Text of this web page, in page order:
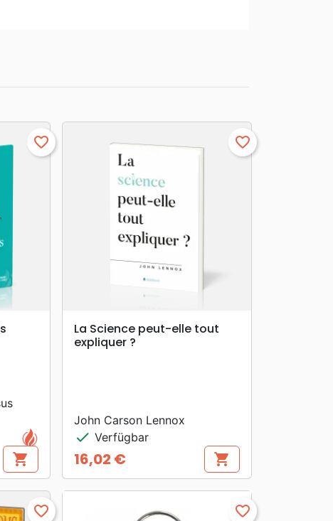
favorite_border
shopping_cart
search VORSCHAU
favorite_border
La Science peut-elle tout
expliquer ?
John Carson Lennox
check Verfügbar
Preis
16,02 € shopping_cart
favorite_border favorite_border